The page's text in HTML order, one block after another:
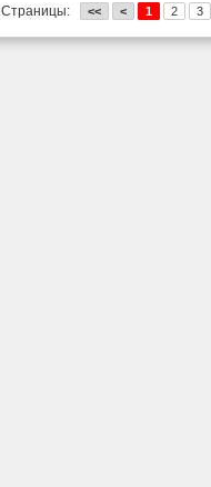
Страницы: << < 1 2 3